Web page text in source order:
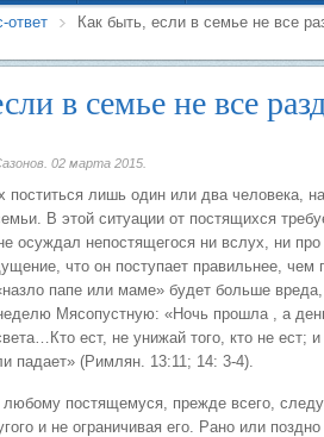
ответ Как быть, если в семье не все
в семье не все
02 марта 2015
поститься лишь один или два человека,
В этой ситуации от постящихся
осуждал непостящегося ни вслух, ни
что он поступает правильнее,
папе или маме» будет больше
Мясопустную: «Ночь прошла , а
ест, не унижай того, кто не ест;
падает» (Римлян. 13:11; 14: 3-4).
постящемуся, прежде всего,
и не ограничивая его. Рано или